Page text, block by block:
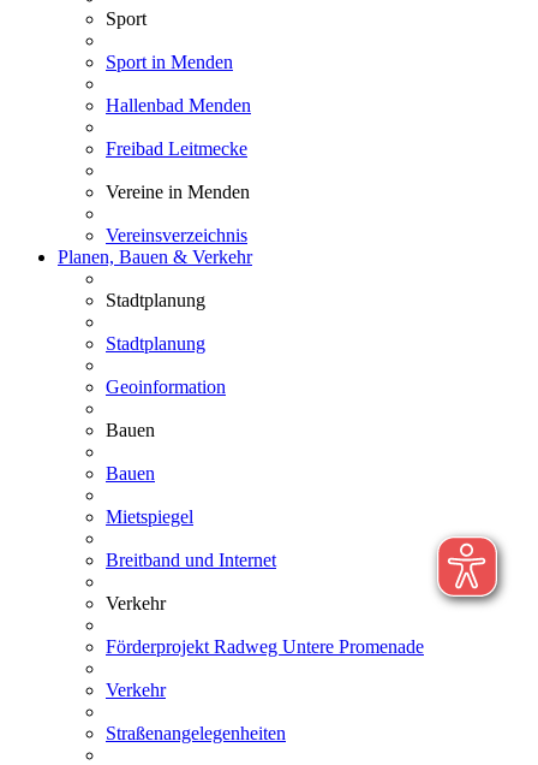
Sport
Sport in Menden
Hallenbad Menden
Freibad Leitmecke
Vereine in Menden
Vereinsverzeichnis
Planen, Bauen & Verkehr
Stadtplanung
Stadtplanung
Geoinformation
Bauen
Bauen
Mietspiegel
Breitband und Internet
Verkehr
Förderprojekt Radweg Untere Promenade
Verkehr
Straßenangelegenheiten